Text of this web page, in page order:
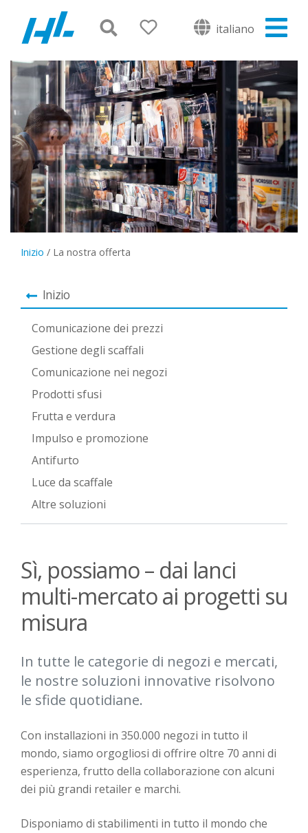
italiano
Inizio / La nostra offerta
Inizio
Comunicazione dei prezzi
Gestione degli scaffali
Comunicazione nei negozi
Prodotti sfusi
Frutta e verdura
Impulso e promozione
Antifurto
Luce da scaffale
Altre soluzioni
Sì, possiamo – dai lanci
multi-mercato ai progetti su
misura
In tutte le categorie di negozi e mercati,
le nostre soluzioni innovative risolvono
le sfide quotidiane.
Con installazioni in 350.000 negozi in tutto il
mondo, siamo orgogliosi di offrire oltre 70 anni di
esperienza, frutto della collaborazione con alcuni
dei più grandi retailer e marchi.
Disponiamo di stabilimenti in tutto il mondo che